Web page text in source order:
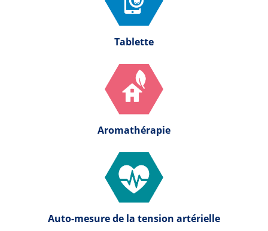
Tablette
Aromathérapie
Auto-mesure de la tension artérielle